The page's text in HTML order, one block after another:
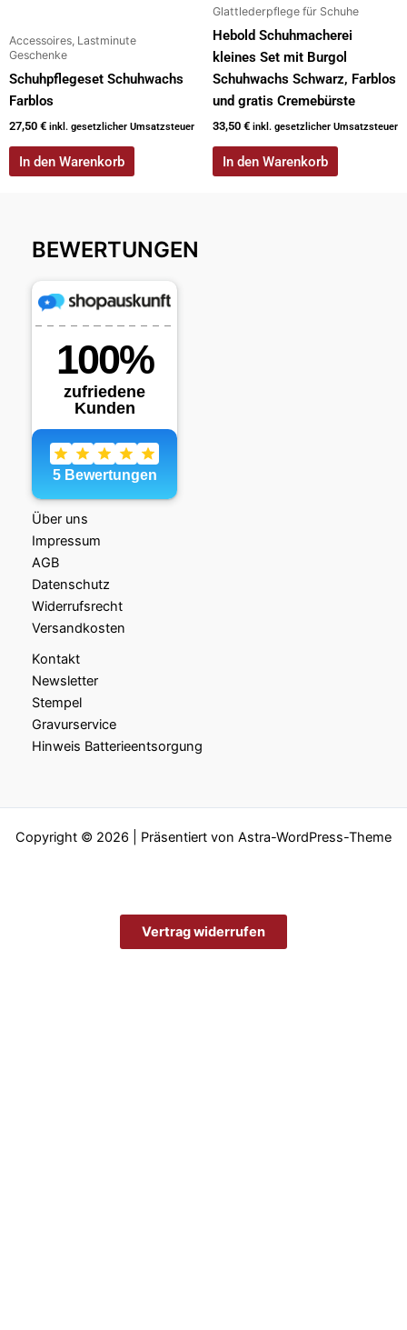
Accessoires, Lastminute
Geschenke
Schuhpflegeset Schuhwachs
Farblos
27,50 € inkl. gesetzlicher Umsatzsteuer
In den Warenkorb
Glattlederpflege für Schuhe
Hebold Schuhmacherei
kleines Set mit Burgol
Schuhwachs Schwarz, Farblos
und gratis Cremebürste
33,50 € inkl. gesetzlicher Umsatzsteuer
In den Warenkorb
BEWERTUNGEN
Über uns
Impressum
AGB
Datenschutz
Widerrufsrecht
Versandkosten
Kontakt
Newsletter
Stempel
Gravurservice
Hinweis Batterieentsorgung
Copyright © 2026 | Präsentiert von Astra-WordPress-Theme
Vertrag widerrufen